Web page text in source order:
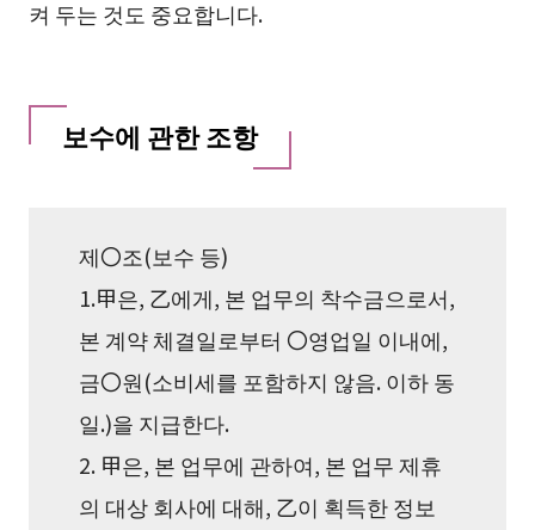
켜 두는 것도 중요합니다.
보수에 관한 조항
제〇조(보수 등)
1.甲은, 乙에게, 본 업무의 착수금으로서,
본 계약 체결일로부터 〇영업일 이내에,
금〇원(소비세를 포함하지 않음. 이하 동
일.)을 지급한다.
2. 甲은, 본 업무에 관하여, 본 업무 제휴
의 대상 회사에 대해, 乙이 획득한 정보